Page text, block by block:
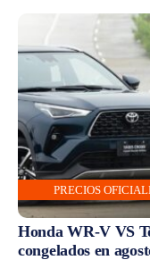
PRECIOS
Honda WR-V VS
congelados en